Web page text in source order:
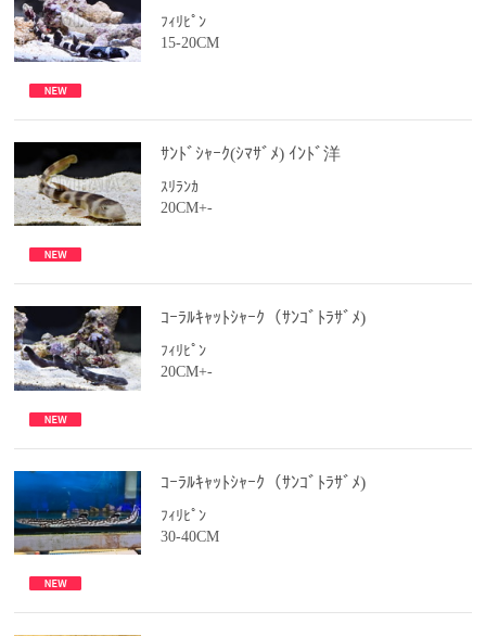
ﾌｨﾘﾋﾟﾝ
15-20CM
ｻﾝﾄﾞｼｬｰｸ(ｼﾏｻﾞﾒ) ｲﾝﾄﾞ洋
ｽﾘﾗﾝｶ
20CM+-
ｺｰﾗﾙｷｬｯﾄｼｬｰｸ（ｻﾝｺﾞﾄﾗｻﾞﾒ)
ﾌｨﾘﾋﾟﾝ
20CM+-
ｺｰﾗﾙｷｬｯﾄｼｬｰｸ（ｻﾝｺﾞﾄﾗｻﾞﾒ)
ﾌｨﾘﾋﾟﾝ
30-40CM